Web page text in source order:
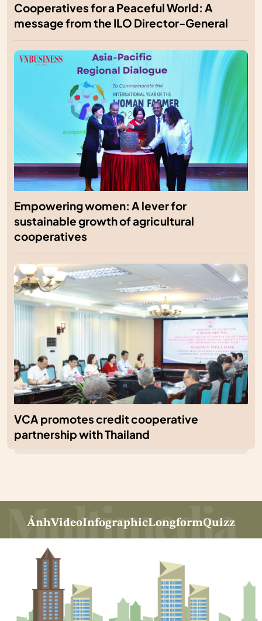
Cooperatives for a Peaceful World: A
message from the ILO Director-General
Empowering women: A lever for
sustainable growth of agricultural
cooperatives
VCA promotes credit cooperative
partnership with Thailand
ẢnhVideoInfographicLongformQuizz